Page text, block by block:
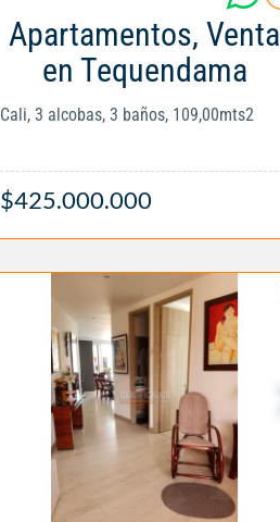
Apartamentos, Venta
en Tequendama
Cali, 3 alcobas, 3 baños, 109,00mts2
$425.000.000